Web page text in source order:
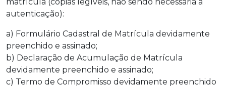
autenticação):
a) Formulário Cadastral de Matrícula devidamente
preenchido e assinado;
b) Declaração de Acumulação de Matrícula
devidamente preenchido e assinado;
c) Termo de Compromisso devidamente preenchido